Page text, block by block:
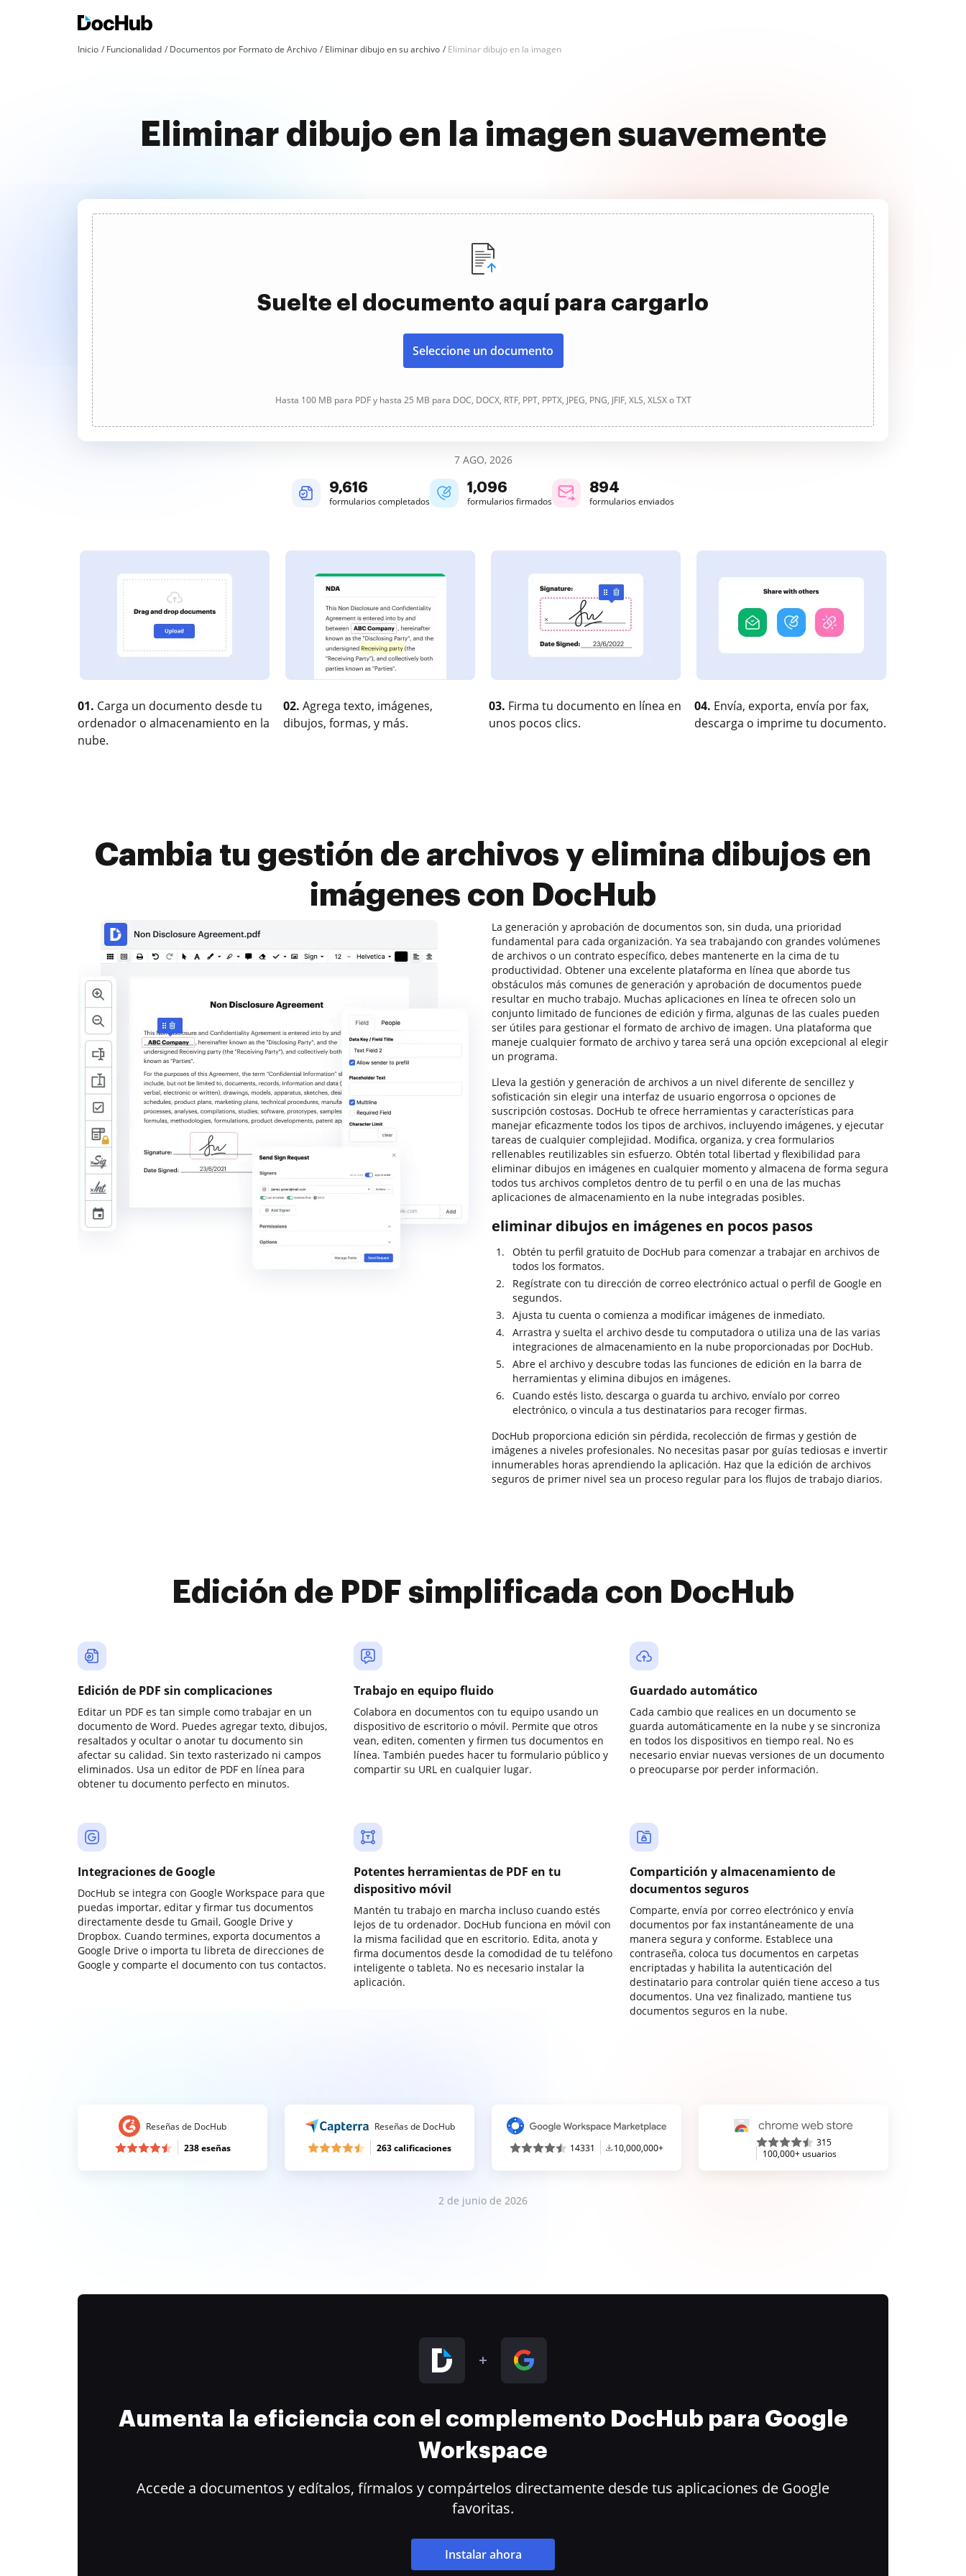
Inicio Funcionalidad Documentos por Formato de Archivo Eliminar dibujo en su archivo Eliminar dibujo en la imagen
Eliminar dibujo en la imagen suavemente
Suelte el documento aquí para cargarlo
Seleccione un documento
Hasta 100 MB para PDF y hasta 25 MB para DOC, DOCX, RTF, PPT, PPTX, JPEG, PNG, JFIF, XLS, XLSX o TXT
7 AGO, 2026
9,618
formularios completados
1,096
formularios firmados
894
formularios enviados
01. Carga un documento desde tu
ordenador o almacenamiento en la
nube.
02. Agrega texto, imágenes,
dibujos, formas, y más.
03. Firma tu documento en línea en
unos pocos clics.
04. Envía, exporta, envía por fax,
descarga o imprime tu documento.
Cambia tu gestión de archivos y elimina dibujos en
imágenes con DocHub
La generación y aprobación de documentos son, sin duda, una prioridad
fundamental para cada organización. Ya sea trabajando con grandes volúmenes
de archivos o un contrato específico, debes mantenerte en la cima de tu
productividad. Obtener una excelente plataforma en línea que aborde tus
obstáculos más comunes de generación y aprobación de documentos puede
resultar en mucho trabajo. Muchas aplicaciones en línea te ofrecen solo un
conjunto limitado de funciones de edición y firma, algunas de las cuales pueden
ser útiles para gestionar el formato de archivo de imagen. Una plataforma que
maneje cualquier formato de archivo y tarea será una opción excepcional al elegir
un programa.
Lleva la gestión y generación de archivos a un nivel diferente de sencillez y
sofisticación sin elegir una interfaz de usuario engorrosa o opciones de
suscripción costosas. DocHub te ofrece herramientas y características para
manejar eficazmente todos los tipos de archivos, incluyendo imágenes, y ejecutar
tareas de cualquier complejidad. Modifica, organiza, y crea formularios
rellenables reutilizables sin esfuerzo. Obtén total libertad y flexibilidad para
eliminar dibujos en imágenes en cualquier momento y almacena de forma segura
todos tus archivos completos dentro de tu perfil o en una de las muchas
aplicaciones de almacenamiento en la nube integradas posibles.
eliminar dibujos en imágenes en pocos pasos
Obtén tu perfil gratuito de DocHub para comenzar a trabajar en archivos de
todos los formatos.
Regístrate con tu dirección de correo electrónico actual o perfil de Google en
segundos.
Ajusta tu cuenta o comienza a modificar imágenes de inmediato.
Arrastra y suelta el archivo desde tu computadora o utiliza una de las varias
integraciones de almacenamiento en la nube proporcionadas por DocHub.
Abre el archivo y descubre todas las funciones de edición en la barra de
herramientas y elimina dibujos en imágenes.
Cuando estés listo, descarga o guarda tu archivo, envíalo por correo
electrónico, o vincula a tus destinatarios para recoger firmas.
DocHub proporciona edición sin pérdida, recolección de firmas y gestión de
imágenes a niveles profesionales. No necesitas pasar por guías tediosas e invertir
innumerables horas aprendiendo la aplicación. Haz que la edición de archivos
seguros de primer nivel sea un proceso regular para los flujos de trabajo diarios.
Edición de PDF simplificada con DocHub
Edición de PDF sin complicaciones
Editar un PDF es tan simple como trabajar en un
documento de Word. Puedes agregar texto, dibujos,
resaltados y ocultar o anotar tu documento sin
afectar su calidad. Sin texto rasterizado ni campos
eliminados. Usa un editor de PDF en línea para
obtener tu documento perfecto en minutos.
Trabajo en equipo fluido
Colabora en documentos con tu equipo usando un
dispositivo de escritorio o móvil. Permite que otros
vean, editen, comenten y firmen tus documentos en
línea. También puedes hacer tu formulario público y
compartir su URL en cualquier lugar.
Guardado automático
Cada cambio que realices en un documento se
guarda automáticamente en la nube y se sincroniza
en todos los dispositivos en tiempo real. No es
necesario enviar nuevas versiones de un documento
o preocuparse por perder información.
Integraciones de Google
DocHub se integra con Google Workspace para que
puedas importar, editar y firmar tus documentos
directamente desde tu Gmail, Google Drive y
Dropbox. Cuando termines, exporta documentos a
Google Drive o importa tu libreta de direcciones de
Google y comparte el documento con tus contactos.
Potentes herramientas de PDF en tu
dispositivo móvil
Mantén tu trabajo en marcha incluso cuando estés
lejos de tu ordenador. DocHub funciona en móvil con
la misma facilidad que en escritorio. Edita, anota y
firma documentos desde la comodidad de tu teléfono
inteligente o tableta. No es necesario instalar la
aplicación.
Compartición y almacenamiento de
documentos seguros
Comparte, envía por correo electrónico y envía
documentos por fax instantáneamente de una
manera segura y conforme. Establece una
contraseña, coloca tus documentos en carpetas
encriptadas y habilita la autenticación del
destinatario para controlar quién tiene acceso a tus
documentos. Una vez finalizado, mantiene tus
documentos seguros en la nube.
Reseñas de DocHub
238 eseñas
Reseñas de DocHub
263 calificaciones
14331 10,000,000+
315
100,000+ usuarios
2 de junio de 2026
Aumenta la eficiencia con el complemento DocHub para Google
Workspace
Accede a documentos y edítalos, fírmalos y compártelos directamente desde tus aplicaciones de Google
favoritas.
Instalar ahora